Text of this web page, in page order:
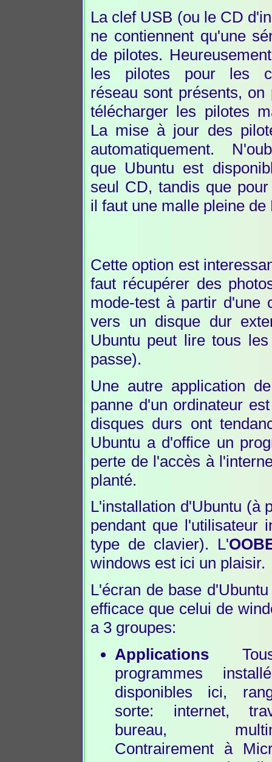
La clef USB (ou le CD
ne contiennent qu'une
de pilotes.
les pilotes pour les
réseau sont présents, on
télécharger les pilotes
La mise à jour des
automatiquement.
que Ubuntu est
seul CD, tandis que
il faut une malle pleine de
Cette option est
faut récupérer des
mode-test à partir d'une
vers un disque dur
Ubuntu peut lire tous
passe).
Une autre application
panne d'un ordinateur
disques durs ont
Ubuntu a d'office un
perte de l'accès à
planté.
L'installation d'Ubuntu (à
pendant que l'utilisateur
type de clavier). L'
windows est ici un plaisir.
L'écran de base
efficace que celui de
a 3 groupes:
Applications
programmes
disponibles ici,
sorte: internet,
bureau,
Contrairement à